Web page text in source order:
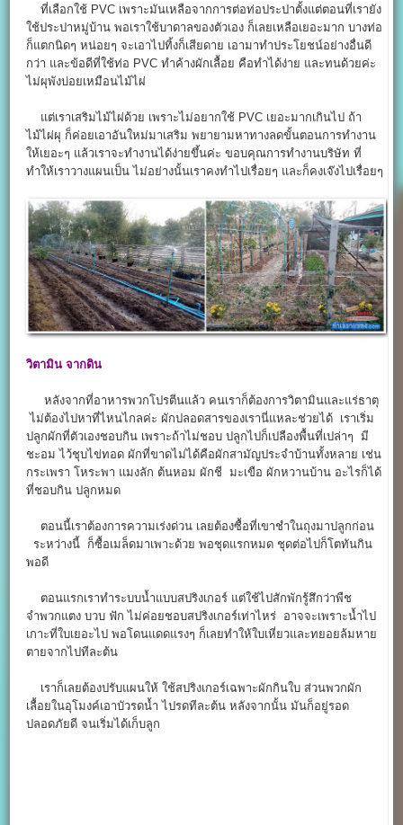
ที่เลือกใช้ PVC เพราะมันเหลือจากการต่อท่อประปาตั้งแต่ตอนที่เรายัง
ใช้ประปาหมู่บ้าน พอเราใช้บาดาลของตัวเอง ก็เลยเหลือเยอะมาก บางท่อ
ก็แตกนิดๆ หน่อยๆ จะเอาไปทิ้งก็เสียดาย เอามาทำประโยชน์อย่างอื่นดี
กว่า และข้อดีที่ใช้ท่อ PVC ทำค้างผักเลื้อย คือทำได้ง่าย และทนด้วยค่ะ
ไม่ผุพังบ่อยเหมือนไม้ไผ่
แต่เราเสริมไม้ไผ่ด้วย เพราะไม่อยากใช้ PVC เยอะมากเกินไป ถ้า
ไม้ไผ่ผุ ก็ค่อยเอาอันใหม่มาเสริม พยายามหาทางลดขั้นตอนการทำงาน
ให้เยอะๆ แล้วเราจะทำงานได้ง่ายขึ้นค่ะ ขอบคุณการทำงานบริษัท ที่
ทำให้เราวางแผนเป็น ไม่อย่างนั้นเราคงทำไปเรื่อยๆ และก็คงเจ๊งไปเรื่อยๆ
วิตามิน จากดิน
หลังจากที่อาหารพวกโปรตีนแล้ว คนเราก็ต้องการวิตามินและแร่ธาตุ
ไม่ต้องไปหาที่ไหนไกลค่ะ ผักปลอดสารของเรานี่แหละช่วยได้ เราเริ่ม
ปลูกผักที่ตัวเองชอบกิน เพราะถ้าไม่ชอบ ปลูกไปก็เปลืองพื้นที่เปล่าๆ มี
ชะอม ไว้ชุบไข่ทอด ผักที่ขาดไม่ได้คือผักสามัญประจำบ้านทั้งหลาย เช่น
กระเพรา โหระพา แมงลัก ต้นหอม ผักชี มะเขือ ผักหวานบ้าน อะไรก็ได้
ที่ชอบกิน ปลูกหมด
ตอนนี้เราต้องการความเร่งด่วน เลยต้องซื้อที่เขาชำในถุงมาปลูกก่อน
ระหว่างนี้ ก็ซื้อเมล็ดมาเพาะด้วย พอชุดแรกหมด ชุดต่อไปก็โตทันกิน
พอดี
ตอนแรกเราทำระบบน้ำแบบสปริงเกอร์ แต่ใช้ไปสักพักรู้สึกว่าพืช
จำพวกแตง บวบ ฟัก ไม่ค่อยชอบสปริงเกอร์เท่าไหร่ อาจจะเพราะน้ำไป
เกาะที่ใบเยอะไป พอโดนแดดแรงๆ ก็เลยทำให้ใบเหี่ยวและทยอยล้มหาย
ตายจากไปทีละต้น
เราก็เลยต้องปรับแผนให้ ใช้สปริงเกอร์เฉพาะผักกินใบ ส่วนพวกผัก
เลื้อยในอุโมงค์เอาบัวรดน้ำ ไปรดทีละต้น หลังจากนั้น มันก็อยู่รอด
ปลอดภัยดี จนเริ่มได้เก็บลูก